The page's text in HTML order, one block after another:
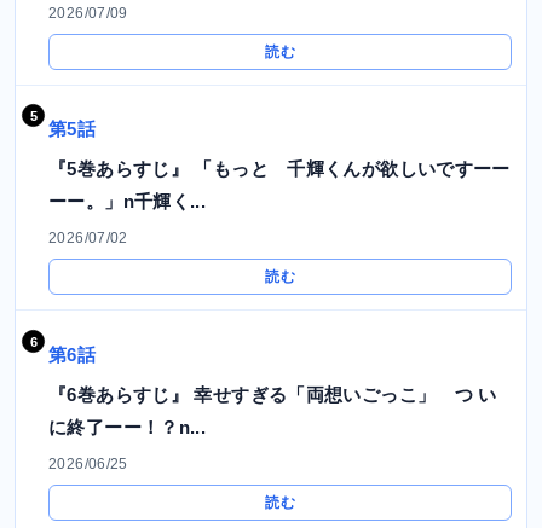
2026/07/09
読む
第5話
『5巻あらすじ』 「もっと 千輝くんが欲しいですーー
ーー。」n千輝く...
2026/07/02
読む
第6話
『6巻あらすじ』 幸せすぎる「両想いごっこ」 つ い
に終了ーー！？n...
2026/06/25
読む